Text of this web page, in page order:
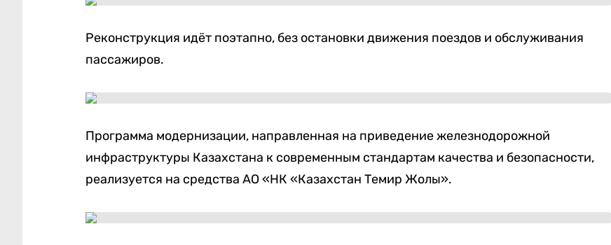
Реконструкция идёт поэтапно, без остановки движения поездов и обслуживания
пассажиров.
Программа модернизации, направленная на приведение железнодорожной
инфраструктуры Казахстана к современным стандартам качества и безопасности,
реализуется на средства АО «НК «Казахстан Темир Жолы».